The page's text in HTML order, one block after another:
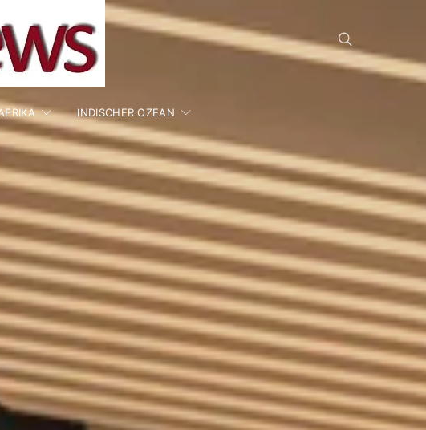
INDISCHER OZEAN